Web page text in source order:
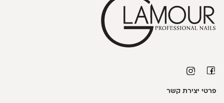
פרטי יצירת קשר